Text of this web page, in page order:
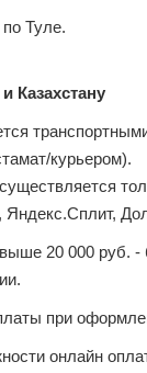
Туле.
Казахстану
курьером).
Яндекс.Сплит,
20 000 руб. -
при
онлайн